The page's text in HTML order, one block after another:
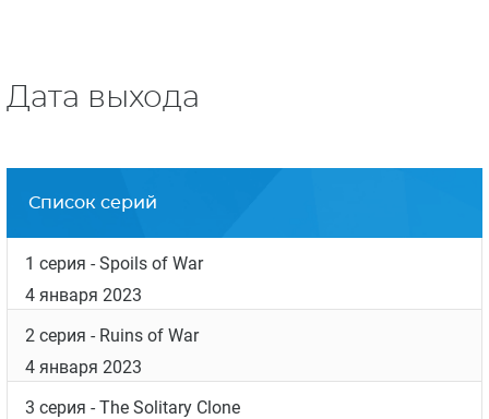
Дата выхода
Список серий
1 серия - Spoils of War
4 января 2023
2 серия - Ruins of War
4 января 2023
3 серия - The Solitary Clone